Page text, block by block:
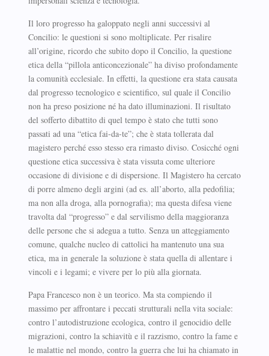
Il loro progresso ha galoppato negli anni successivi al
Concilio: le questioni si sono moltiplicate. Per risalire
all’origine, ricordo che subito dopo il Concilio, la questione
etica della “pillola anticoncezionale” ha diviso profondamente
la comunità ecclesiale. In effetti, la questione era stata causata
dal progresso tecnologico e scientifico, sul quale il Concilio
non ha preso posizione né ha dato illuminazioni. Il risultato
del sofferto dibattito di quel tempo è stato che tutti sono
passati ad una “etica fai-da-te”; che è stata tollerata dal
magistero perché esso stesso era rimasto diviso. Cosicché ogni
questione etica successiva è stata vissuta come ulteriore
occasione di divisione e di dispersione. Il Magistero ha cercato
di porre almeno degli argini (ad es. all’aborto, alla pedofilia;
ma non alla droga, alla pornografia); ma questa difesa viene
travolta dal “progresso” e dal servilismo della maggioranza
delle persone che si adegua a tutto. Senza un atteggiamento
comune, qualche nucleo di cattolici ha mantenuto una sua
etica, ma in generale la soluzione è stata quella di allentare i
vincoli e i legami; e vivere per lo più alla giornata.
Papa Francesco non è un teorico. Ma sta compiendo il
massimo per affrontare i peccati strutturali nella vita sociale:
contro l’autodistruzione ecologica, contro il genocidio delle
migrazioni, contro la schiavitù e il razzismo, contro la fame e
le malattie nel mondo, contro la guerra che lui ha chiamato in